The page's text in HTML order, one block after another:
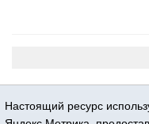
Настоящий ресурс